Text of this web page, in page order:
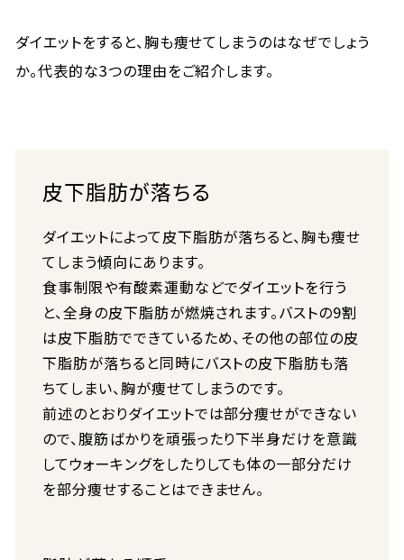
ダイエットをすると、胸も痩せてしまうのはなぜでしょう
か。代表的な3つの理由をご紹介します。
皮下脂肪が落ちる
ダイエットによって皮下脂肪が落ちると、胸も痩せ
てしまう傾向にあります。
食事制限や有酸素運動などでダイエットを行う
と、全身の皮下脂肪が燃焼されます。バストの9割
は皮下脂肪でできているため、その他の部位の皮
下脂肪が落ちると同時にバストの皮下脂肪も落
ちてしまい、胸が痩せてしまうのです。
前述のとおりダイエットでは部分痩せができない
ので、腹筋ばかりを頑張ったり下半身だけを意識
してウォーキングをしたりしても体の一部分だけ
を部分痩せすることはできません。